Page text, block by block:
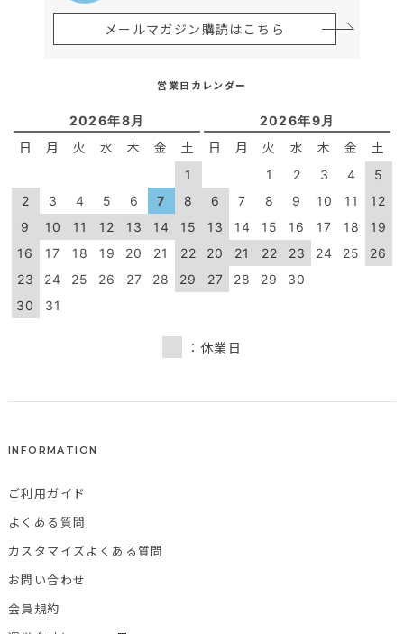
メールマガジン購読はこちら
営業日カレンダー
2026年8月
日 月 火 水 木 金 土
1
2
3 4 5 6 7
8
9
10 11 12 13 14
15
16
17 18 19 20 21
22
23
24 25 26 27 28
29
30
31
2026年9月
日 月 火 水 木 金 土
1 2 3 4
5
6
7 8 9 10 11
12
13
14 15 16 17 18
19
20
21 22 23 24 25
26
27
28 29 30
：休業日
INFORMATION
ご利用ガイド
よくある質問
カスタマイズよくある質問
お問い合わせ
会員規約